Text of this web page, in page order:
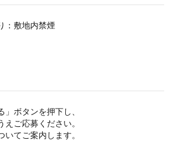
：敷地内禁煙
ボタンを押下し、
えご応募ください。
てご案内します。